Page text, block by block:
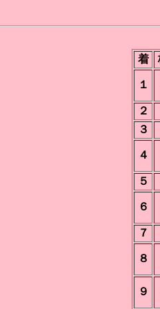
着
１
２
３
４
５
６
７
８
９